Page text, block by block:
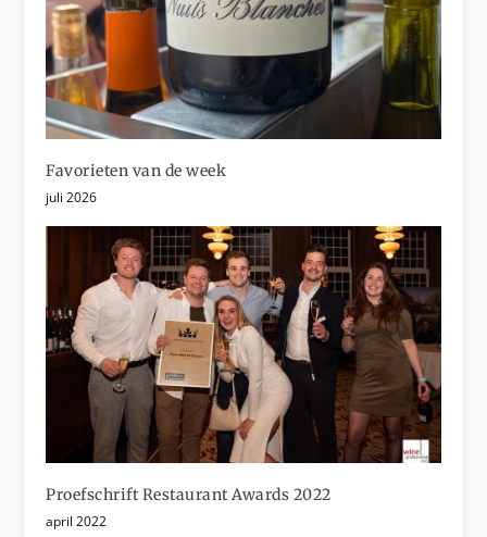
Favorieten van de week
juli 2026
Proefschrift Restaurant Awards 2022
april 2022